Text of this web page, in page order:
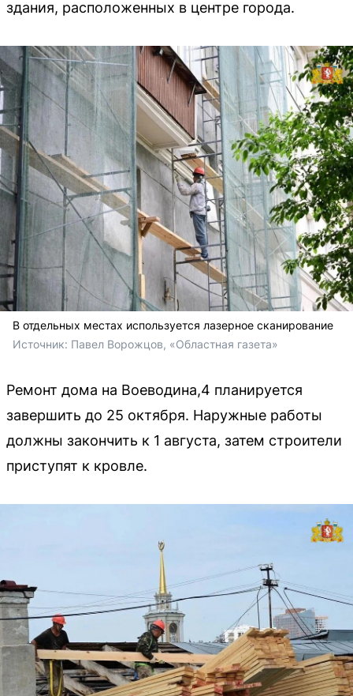
здания, расположенных в центре города.
В отдельных местах используется лазерное сканирование
Источник: Павел Ворожцов, «Областная газета»
Ремонт дома на Воеводина,4 планируется
завершить до 25 октября. Наружные работы
должны закончить к 1 августа, затем строители
приступят к кровле.